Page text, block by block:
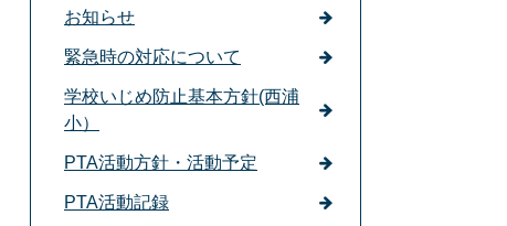
お知らせ
緊急時の対応について
学校いじめ防止基本方針(西浦
小）
PTA活動方針・活動予定
PTA活動記録